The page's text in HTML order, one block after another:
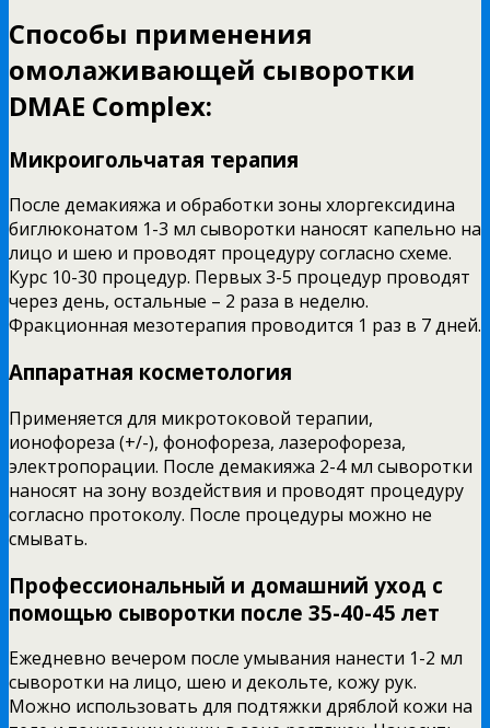
Способы применения
омолаживающей сыворотки
DMAE Complex:
Микроигольчатая терапия
После демакияжа и обработки зоны хлоргексидина
биглюконатом 1-3 мл сыворотки наносят капельно на
лицо и шею и проводят процедуру согласно схеме.
Курс 10-30 процедур. Первых 3-5 процедур проводят
через день, остальные – 2 раза в неделю.
Фракционная мезотерапия проводится 1 раз в 7 дней.
Аппаратная косметология
Применяется для микротоковой терапии,
ионофореза (+/-), фонофореза, лазерофореза,
электропорации. После демакияжа 2-4 мл сыворотки
наносят на зону воздействия и проводят процедуру
согласно протоколу. После процедуры можно не
смывать.
Профессиональный и домашний уход с
помощью сыворотки после 35-40-45 лет
Ежедневно вечером после умывания нанести 1-2 мл
сыворотки на лицо, шею и декольте, кожу рук.
Можно использовать для подтяжки дряблой кожи на